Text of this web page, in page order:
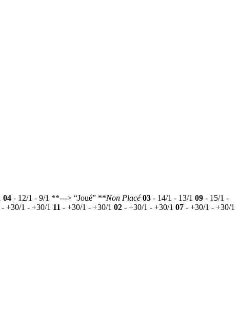
04 - 12/1 - 9/1 **---> “Joué” **Non Placé 03 - 14/1 - 13/1 09 - 15/1 -
- +30/1 - +30/1 11 - +30/1 - +30/1 02 - +30/1 - +30/1 07 - +30/1 - +30/1